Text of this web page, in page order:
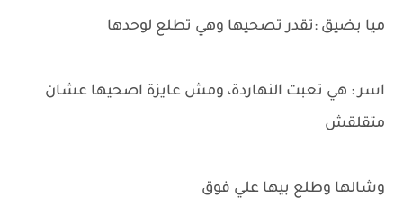
ميا بضيق :تقدر تصحيها وهي تطلع لوحدها
اسر : هي تعبت النهاردة، ومش عايزة اصحيها عشان
متقلقش
وشالها وطلع بيها علي فوق